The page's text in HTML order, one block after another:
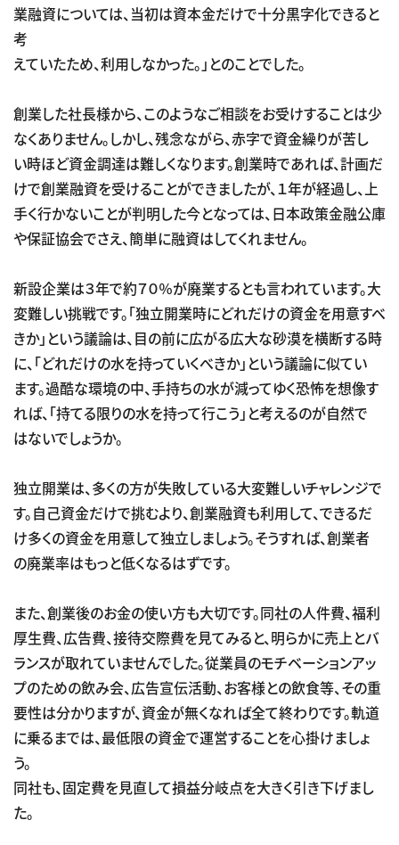
業融資については、当初は資本金だけで十分黒字化できると
考
えていたため、利用しなかった。」とのことでした。
創業した社長様から、このようなご相談をお受けすることは少
なくありません。しかし、残念ながら、赤字で資金繰りが苦し
い時ほど資金調達は難しくなります。創業時であれば、計画だ
けで創業融資を受けることができましたが、１年が経過し、上
手く行かないことが判明した今となっては、日本政策金融公庫
や保証協会でさえ、簡単に融資はしてくれません。
新設企業は３年で約７０％が廃業するとも言われています。大
変難しい挑戦です。「独立開業時にどれだけの資金を用意すべ
きか」という議論は、目の前に広がる広大な砂漠を横断する時
に、「どれだけの水を持っていくべきか」という議論に似てい
ます。過酷な環境の中、手持ちの水が減ってゆく恐怖を想像す
れば、「持てる限りの水を持って行こう」と考えるのが自然で
はないでしょうか。
独立開業は、多くの方が失敗している大変難しいチャレンジで
す。自己資金だけで挑むより、創業融資も利用して、できるだ
け多くの資金を用意して独立しましょう。そうすれば、創業者
の廃業率はもっと低くなるはずです。
また、創業後のお金の使い方も大切です。同社の人件費、福利
厚生費、広告費、接待交際費を見てみると、明らかに売上とバ
ランスが取れていませんでした。従業員のモチベーションアッ
プのための飲み会、広告宣伝活動、お客様との飲食等、その重
要性は分かりますが、資金が無くなれば全て終わりです。軌道
に乗るまでは、最低限の資金で運営することを心掛けましょ
う。
同社も、固定費を見直して損益分岐点を大きく引き下げまし
た。